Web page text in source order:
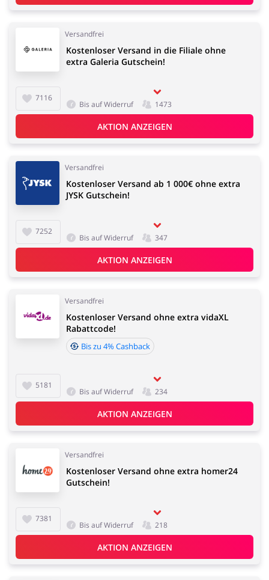
Kfz
Schreibwaren
Sport & Hobby Schmuck & Uhren
Elektronik
Dienstleistungen,
Finanzen &
Mobilfunknetze
Kinderartikel & Spielzeug
Bücher, Medien, Software
& Games
Erotik
Versandfrei
7116
Kostenloser Versand in die Filiale ohne
extra Galeria Gutschein!
Bis auf Widerruf 1473
AKTION ANZEIGEN
Versandfrei
7252
Kostenloser Versand ab 1 000€ ohne extra
JYSK Gutschein!
Bis auf Widerruf 347
AKTION ANZEIGEN
Versandfrei
5181
Kostenloser Versand ohne extra vidaXL
Rabattcode!
Bis zu 4% Cashback
Bis auf Widerruf 234
AKTION ANZEIGEN
Versandfrei
7381
Kostenloser Versand ohne extra homer24
Gutschein!
Bis auf Widerruf 218
AKTION ANZEIGEN